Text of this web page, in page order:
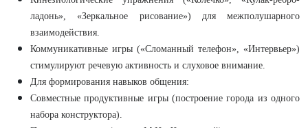
ладонь», «Зеркальное рисование») для межполушарного
взаимодействия.
Коммуникативные игры («Сломанный телефон», «Интервьер»)
стимулируют речевую активность и слуховое внимание.
Для формирования навыков общения:
Совместные продуктивные игры (построение города из одного
набора конструктора).